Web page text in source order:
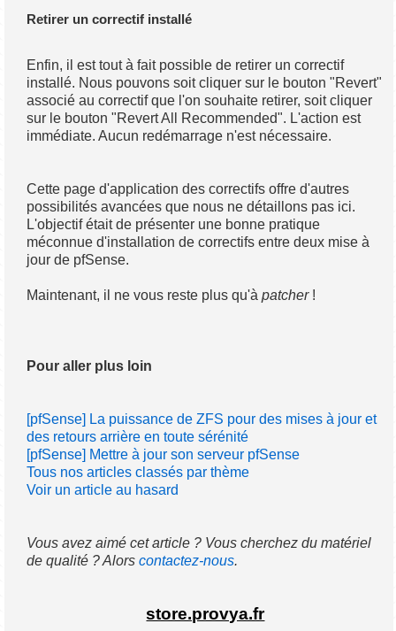
Retirer un correctif installé
Enfin, il est tout à fait possible de retirer un correctif
installé. Nous pouvons soit cliquer sur le bouton "Revert"
associé au correctif que l'on souhaite retirer, soit cliquer
sur le bouton "Revert All Recommended". L'action est
immédiate. Aucun redémarrage n'est nécessaire.
Cette page d'application des correctifs offre d'autres
possibilités avancées que nous ne détaillons pas ici.
L'objectif était de présenter une bonne pratique
méconnue d'installation de correctifs entre deux mise à
jour de pfSense.
Maintenant, il ne vous reste plus qu'àpatcher!
Pour aller plus loin
[pfSense] La puissance de ZFS pour des mises à jour et
des retours arrière en toute sérénité
[pfSense] Mettre à jour son serveur pfSense
Tous nos articles classés par thème
Voir un article au hasard
Vous avez aimé cet article ? Vous cherchez du matériel
de qualité ? Alorscontactez-nous.
store.provya.fr